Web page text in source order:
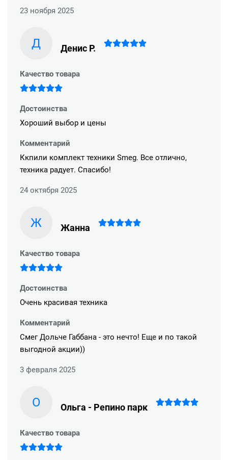
23 ноября 2025
Д Денис Р.
Качество товара
Достоинства
Хороший выбор и цены
Комментарий
Ккпили комплект техники Smeg. Все отлично,
техника радует. Спасибо!
24 октября 2025
Ж Жанна
Качество товара
Достоинства
Очень красивая техника
Комментарий
Смег Дольче Габбана - это нечто! Еще и по такой
выгодной акции))
3 февраля 2025
О Ольга - Репино парк
Качество товара